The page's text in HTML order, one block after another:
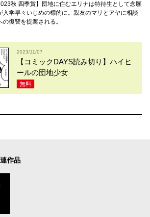
秋 四季賞】団地に住むエリナは特待生として念願
入学早々いじめの標的に。親友のマリとアヤに相談
復讐を提案される。
2023/11/07
【コミックDAYS読み切り】ハイヒ
ールの団地少女
無料
作品